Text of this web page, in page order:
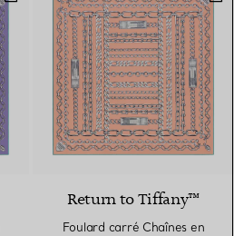
4 Couleurs
Return to Tiffany™
Foulard carré Chaînes en